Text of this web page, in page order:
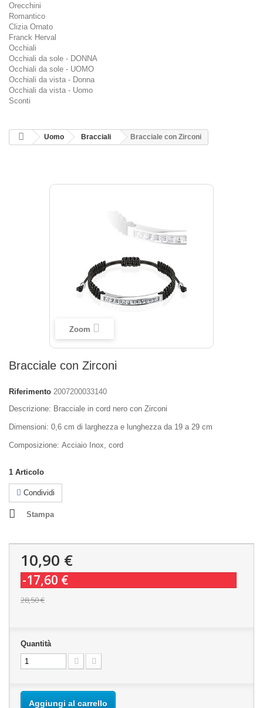
Orecchini
Romantico
Clizia Ornato
Franck Herval
Occhiali
Occhiali da sole - DONNA
Occhiali da sole - UOMO
Occhiali da vista - Donna
Occhiali da vista - Uomo
Sconti
Uomo Bracciali Bracciale con Zirconi
Zoom
Bracciale con Zirconi
Riferimento 2007200033140
Descrizione: Bracciale in cord nero con Zirconi
Dimensioni: 0,6 cm di larghezza e lunghezza da 19 a 29 cm
Composizione: Acciaio Inox, cord
1 Articolo
Condividi
Stampa
10,90 €
-17,60 €
28,50 €
Quantità
Aggiungi al carrello